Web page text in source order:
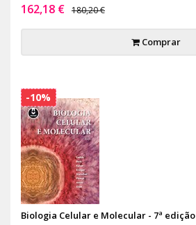
162,18 € 180,20 €
Comprar
Biologia Celular e Molecular - 7ª edição
-10%